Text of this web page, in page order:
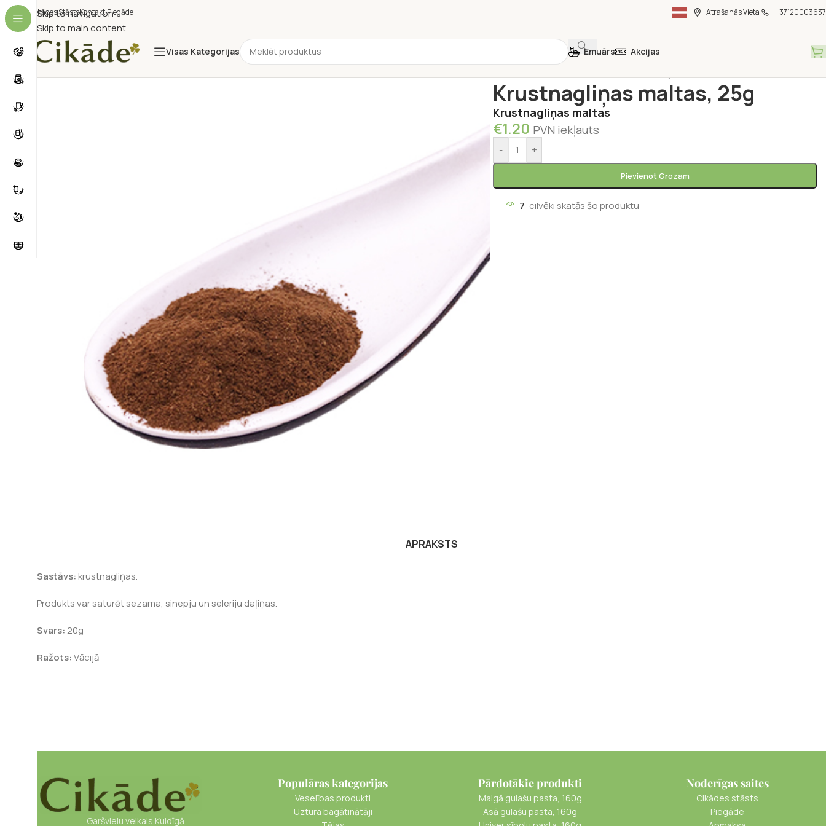
Skip to navigation
Skip to main content
Cikādes StāstsKontaktiPiegāde Atrašanās Vieta +37120003637
Visas Kategorijas Emuārs Akcijas
Krustnagliņas maltas, 25g
Krustnagliņas maltas
€1.20 PVN iekļauts
- +
Pievienot Grozam
7 cilvēki skatās šo produktu
APRAKSTS
Sastāvs:krustnagliņas.
Produkts var saturēt sezama, sinepju un seleriju daļiņas.
Svars: 20g
Ražots:Vācijā
Garšvielu veikals Kuldīgā
Populāras kategorijas
Veselības produkti
Uztura bagātinātāji
Pārdotākie produkti
Maigā gulašu pasta, 160g
Asā gulašu pasta, 160g
Noderīgas saites
Cikādes stāsts
Piegāde